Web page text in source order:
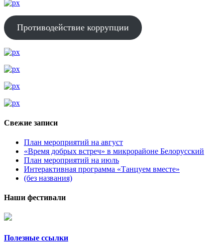
Противодействие коррупции
Свежие записи
План мероприятий на август
«Время добрых встреч» в микрорайоне Белорусский
План мероприятий на июль
Интерактивная программа «Танцуем вместе»
(без названия)
Наши фестивали
Полезные ссылки